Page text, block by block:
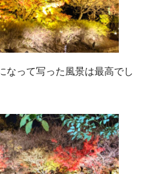
なって写った風景は最高でし